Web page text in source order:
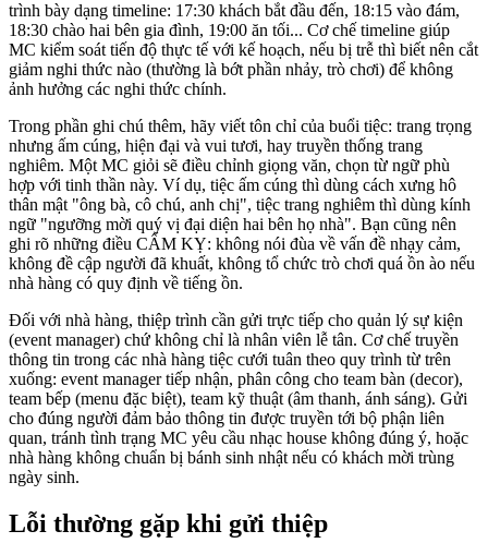
trình bày dạng timeline: 17:30 khách bắt đầu đến, 18:15 vào đám,
18:30 chào hai bên gia đình, 19:00 ăn tối... Cơ chế timeline giúp
MC kiểm soát tiến độ thực tế với kế hoạch, nếu bị trễ thì biết nên cắt
giảm nghi thức nào (thường là bớt phần nhảy, trò chơi) để không
ảnh hưởng các nghi thức chính.
Trong phần ghi chú thêm, hãy viết tôn chỉ của buổi tiệc: trang trọng
nhưng ấm cúng, hiện đại và vui tươi, hay truyền thống trang
nghiêm. Một MC giỏi sẽ điều chỉnh giọng văn, chọn từ ngữ phù
hợp với tinh thần này. Ví dụ, tiệc ấm cúng thì dùng cách xưng hô
thân mật "ông bà, cô chú, anh chị", tiệc trang nghiêm thì dùng kính
ngữ "ngưỡng mời quý vị đại diện hai bên họ nhà". Bạn cũng nên
ghi rõ những điều CẤM KỴ: không nói đùa về vấn đề nhạy cảm,
không đề cập người đã khuất, không tổ chức trò chơi quá ồn ào nếu
nhà hàng có quy định về tiếng ồn.
Đối với nhà hàng, thiệp trình cần gửi trực tiếp cho quản lý sự kiện
(event manager) chứ không chỉ là nhân viên lễ tân. Cơ chế truyền
thông tin trong các nhà hàng tiệc cưới tuân theo quy trình từ trên
xuống: event manager tiếp nhận, phân công cho team bàn (decor),
team bếp (menu đặc biệt), team kỹ thuật (âm thanh, ánh sáng). Gửi
cho đúng người đảm bảo thông tin được truyền tới bộ phận liên
quan, tránh tình trạng MC yêu cầu nhạc house không đúng ý, hoặc
nhà hàng không chuẩn bị bánh sinh nhật nếu có khách mời trùng
ngày sinh.
Lỗi thường gặp khi gửi thiệp